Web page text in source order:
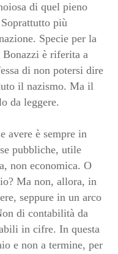
di quel pieno
più
Specie per la
è riferita a
di non potersi dire
il nazismo. Ma il
da leggere.
avere è sempre in
pubbliche, utile
non economica. O
Ma non, allora, in
seppure in un arco
di contabilità da
in cifre. In questa
e non a termine, per